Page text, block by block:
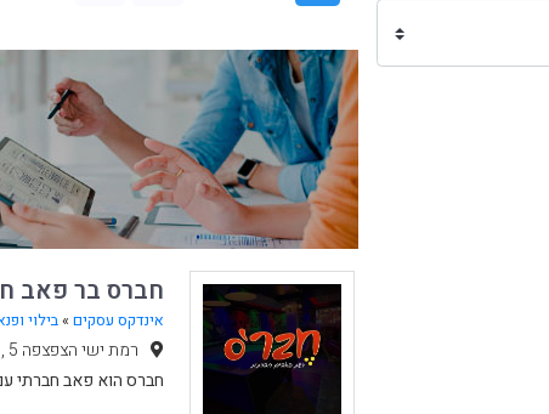
חברס בר פאב
אינדקס עסקים »בילוי
רמת ישי הצפצפה 5 , רמת ישי
חברס הוא פאב חברתי